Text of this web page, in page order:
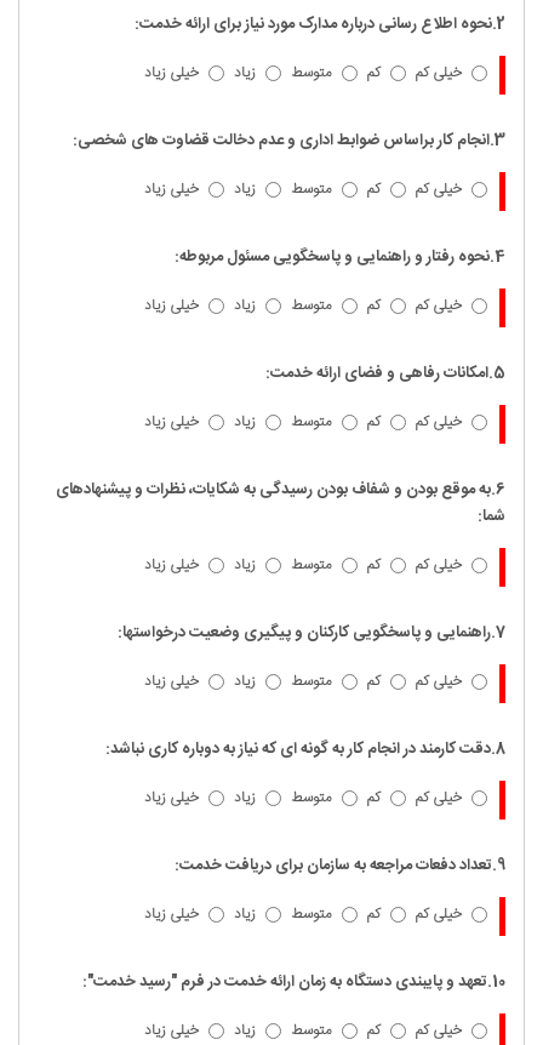
2.نحوه اطلاع رسانی درباره مدارک مورد نیاز برای ارائه خدمت:
خیلی کم کم متوسط زیاد خیلی زیاد
3.انجام کار براساس ضوابط اداری و عدم دخالت قضاوت های شخصی:
خیلی کم کم متوسط زیاد خیلی زیاد
4.نحوه رفتار و راهنمایی و پاسخگویی مسئول مربوطه:
خیلی کم کم متوسط زیاد خیلی زیاد
5.امکانات رفاهی و فضای ارائه خدمت:
خیلی کم کم متوسط زیاد خیلی زیاد
6.به موقع بودن و شفاف بودن رسیدگی به شکایات، نظرات و پیشنهادهای
شما:
خیلی کم کم متوسط زیاد خیلی زیاد
7.راهنمایی و پاسخگویی کارکنان و پیگیری وضعیت درخواستها:
خیلی کم کم متوسط زیاد خیلی زیاد
8.دقت کارمند در انجام کار به گونه ای که نیاز به دوباره کاری نباشد:
خیلی کم کم متوسط زیاد خیلی زیاد
9.تعداد دفعات مراجعه به سازمان برای دریافت خدمت:
خیلی کم کم متوسط زیاد خیلی زیاد
10.تعهد و پایبندی دستگاه به زمان ارائه خدمت در فرم "رسید خدمت":
خیلی کم کم متوسط زیاد خیلی زیاد